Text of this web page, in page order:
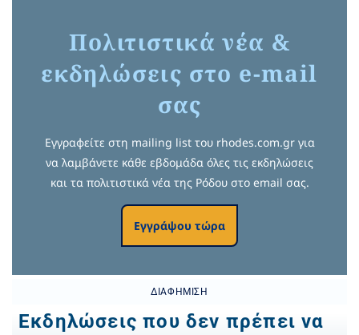
Πολιτιστικά νέα &
εκδηλώσεις στο e-mail
σας
Εγγραφείτε στη mailing list του rhodes.com.gr για
να λαμβάνετε κάθε εβδομάδα όλες τις εκδηλώσεις
και τα πολιτιστικά νέα της Ρόδου στο email σας.
Εγγράψου τώρα
ΔΙΑΦΉΜΙΣΗ
Εκδηλώσεις που δεν πρέπει να